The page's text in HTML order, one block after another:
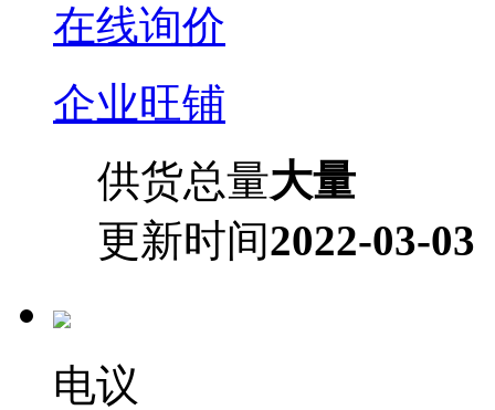
在线询价
企业旺铺
供货总量大量
更新时间2022-03-03
电议